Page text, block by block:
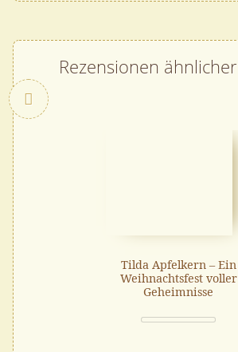
Rezensionen
Tilda Apfelkern – Ein
Weihnachtsfest voller
Geheimnisse